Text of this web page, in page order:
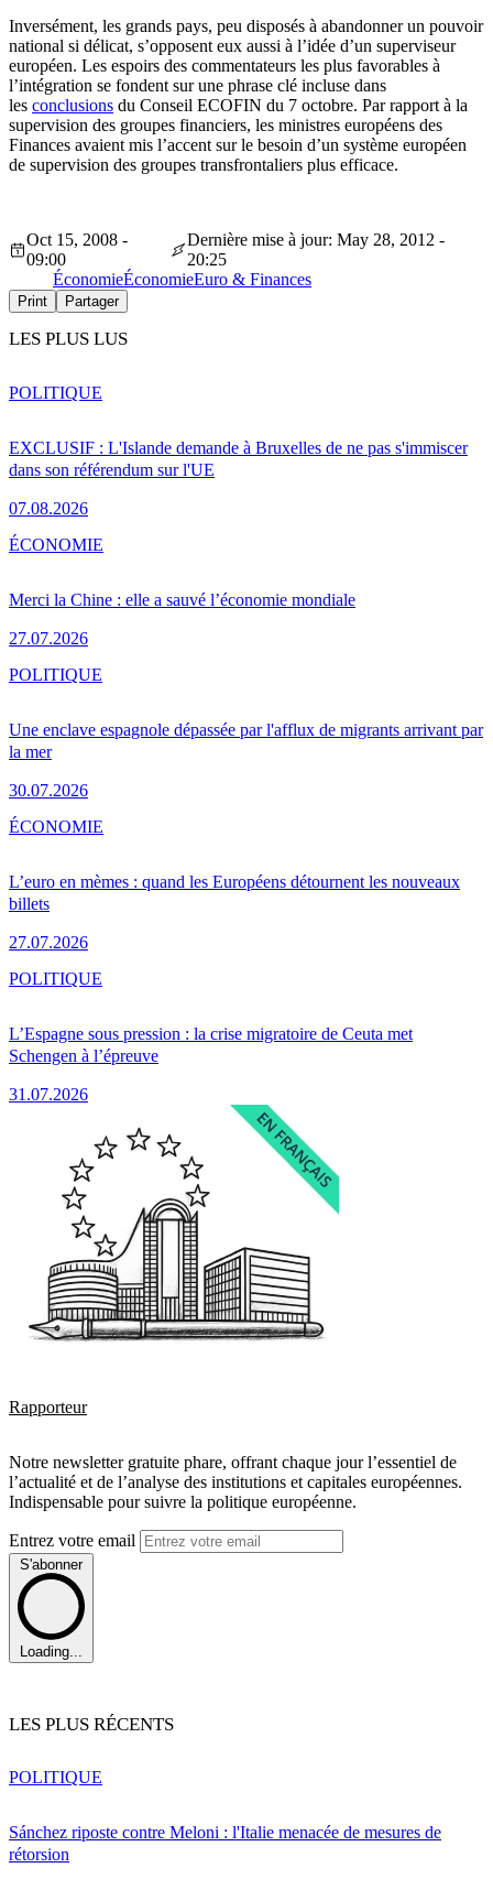
Inversément, les grands pays, peu disposés à abandonner un pouvoir
national si délicat, s’opposent eux aussi à l’idée d’un superviseur
européen. Les espoirs des commentateurs les plus favorables à
l’intégration se fondent sur une phrase clé incluse dans
les conclusions du Conseil ECOFIN du 7 octobre. Par rapport à la
supervision des groupes financiers, les ministres européens des
Finances avaient mis l’accent sur le besoin d’un système européen
de supervision des groupes transfrontaliers plus efficace.
Oct 15, 2008 -
09:00
Dernière mise à jour: May 28, 2012 -
20:25
ÉconomieÉconomieEuro & Finances
Print Partager
LES PLUS LUS
EXCLUSIF : L'Islande demande à Bruxelles de ne pas s'immiscer
dans son référendum sur l'UE
07.08.2026
POLITIQUE
Merci la Chine : elle a sauvé l’économie mondiale
27.07.2026
ÉCONOMIE
Une enclave espagnole dépassée par l'afflux de migrants arrivant par
la mer
30.07.2026
POLITIQUE
L’euro en mèmes : quand les Européens détournent les nouveaux
billets
27.07.2026
ÉCONOMIE
L’Espagne sous pression : la crise migratoire de Ceuta met
Schengen à l’épreuve
31.07.2026
POLITIQUE
Rapporteur
Notre newsletter gratuite phare, offrant chaque jour l’essentiel de
l’actualité et de l’analyse des institutions et capitales européennes.
Indispensable pour suivre la politique européenne.
Entrez votre email
S'abonner
Loading...
LES PLUS RÉCENTS
Sánchez riposte contre Meloni : l'Italie menacée de mesures de
rétorsion
POLITIQUE